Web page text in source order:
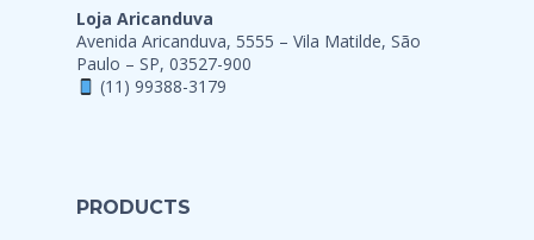
Loja Aricanduva
Avenida Aricanduva, 5555 – Vila Matilde, São
Paulo – SP, 03527-900
(11) 99388-3179
PRODUCTS